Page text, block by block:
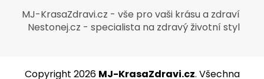
MJ-KrasaZdravi.cz - vše pro vaši krásu a zdraví
Nestonej.cz - specialista na zdravý životní styl
Copyright 2026 MJ-KrasaZdravi.cz. Všechna